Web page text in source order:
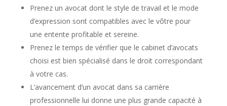
Prenez un avocat dont le style de travail et le mode
d’expression sont compatibles avec le vôtre pour
une entente profitable et sereine.
Prenez le temps de vérifier que le cabinet d’avocats
choisi est bien spécialisé dans le droit correspondant
à votre cas.
L’avancement d’un avocat dans sa carrière
professionnelle lui donne une plus grande capacité à